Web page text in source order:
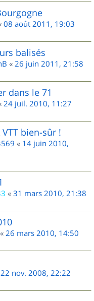
08 août 2011, 19:03
balisés
« 26 juin 2011, 21:58
dans le 71
24 juil. 2010, 11:27
bien-sûr !
« 14 juin 2010,
« 31 mars 2010, 21:38
« 26 mars 2010, 14:50
22 nov. 2008, 22:22